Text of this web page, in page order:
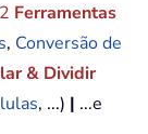
Ferramentas
, Conversão de
& Dividir
, ...) | ...e